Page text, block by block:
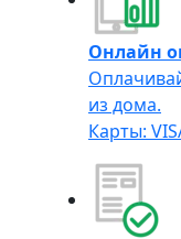
Онлайн
из дома.
Карты: